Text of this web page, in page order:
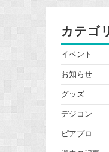
カテゴ
イベント
お知らせ
グッズ
デジコン
ピアプロ